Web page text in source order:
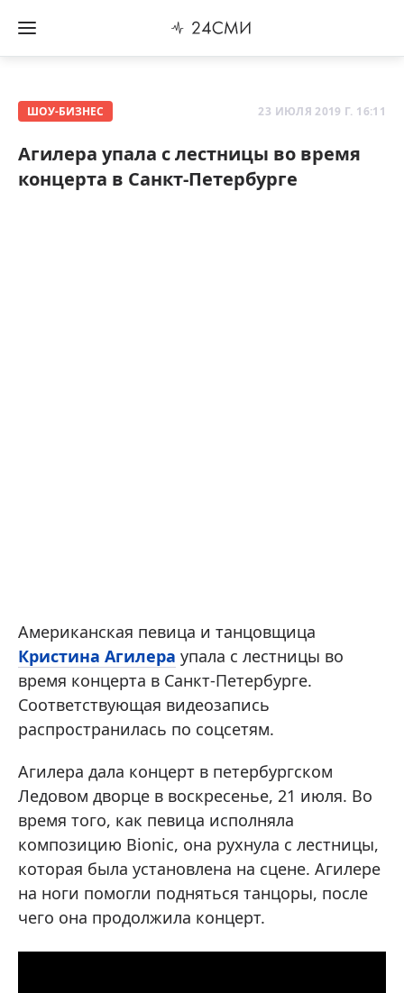
ШОУ-БИЗНЕС 23 ИЮЛЯ 2019 Г. 16:11
Агилера упала с лестницы во время
концерта в Санкт-Петербурге
Американская певица и танцовщица
Кристина Агилера упала с лестницы во
время концерта в Санкт-Петербурге.
Соответствующая видеозапись
распространилась по соцсетям.
Агилера дала концерт в петербургском
Ледовом дворце в воскресенье, 21 июля. Во
время того, как певица исполняла
композицию Bionic, она рухнула с лестницы,
которая была установлена на сцене. Агилере
на ноги помогли подняться танцоры, после
чего она продолжила концерт.